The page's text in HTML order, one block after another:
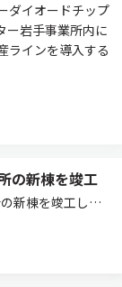
ダイオードチップ
ー岩手事業所内に
ラインを導入する
の新棟を竣工
新棟を竣工した
求められ、生
や細胞など極め